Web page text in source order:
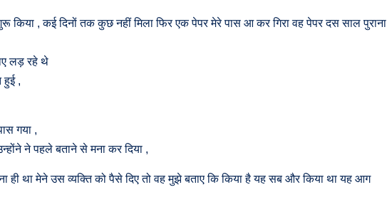
किया , कई दिनों तक कुछ नहीं मिला फिर एक पेपर मेरे पास आ कर गिरा वह पेपर दस साल पुराना
लड़ रहे थे
हुई ,
गया ,
ने पहले बताने से मना कर दिया ,
था मेने उस व्यक्ति को पैसे दिए तो वह मुझे बताए कि किया है यह सब और किया था यह आग